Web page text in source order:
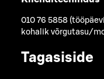
010 76 5858
kohalik võrgutasu/
Tagasiside